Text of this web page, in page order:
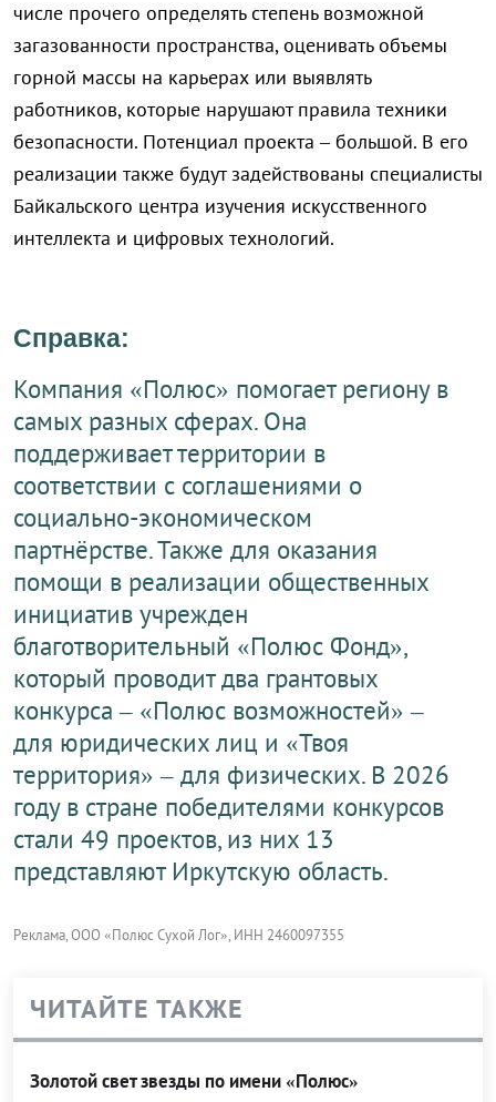
числе прочего определять степень возможной
загазованности пространства, оценивать объемы
горной массы на карьерах или выявлять
работников, которые нарушают правила техники
безопасности. Потенциал проекта – большой. В его
реализации также будут задействованы специалисты
Байкальского центра изучения искусственного
интеллекта и цифровых технологий.
Справка:
Компания «Полюс» помогает региону в
самых разных сферах. Она
поддерживает территории в
соответствии с соглашениями о
социально-экономическом
партнёрстве. Также для оказания
помощи в реализации общественных
инициатив учрежден
благотворительный «Полюс Фонд»,
который проводит два грантовых
конкурса – «Полюс возможностей» –
для юридических лиц и «Твоя
территория» – для физических. В 2026
году в стране победителями конкурсов
стали 49 проектов, из них 13
представляют Иркутскую область.
Реклама, ООО «Полюс Сухой Лог», ИНН 2460097355
ЧИТАЙТЕ ТАКЖЕ
Золотой свет звезды по имени «Полюс»